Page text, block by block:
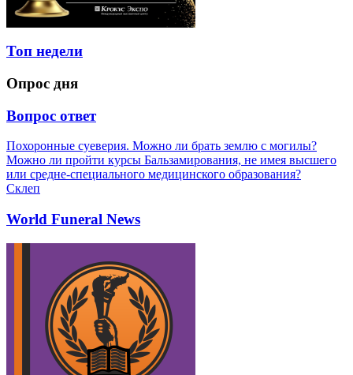
Топ недели
Опрос дня
Вопрос ответ
Похоронные суеверия. Можно ли брать землю с могилы?
Можно ли пройти курсы Бальзамирования, не имея высшего
или средне-специального медицинского образования?
Склеп
World Funeral News